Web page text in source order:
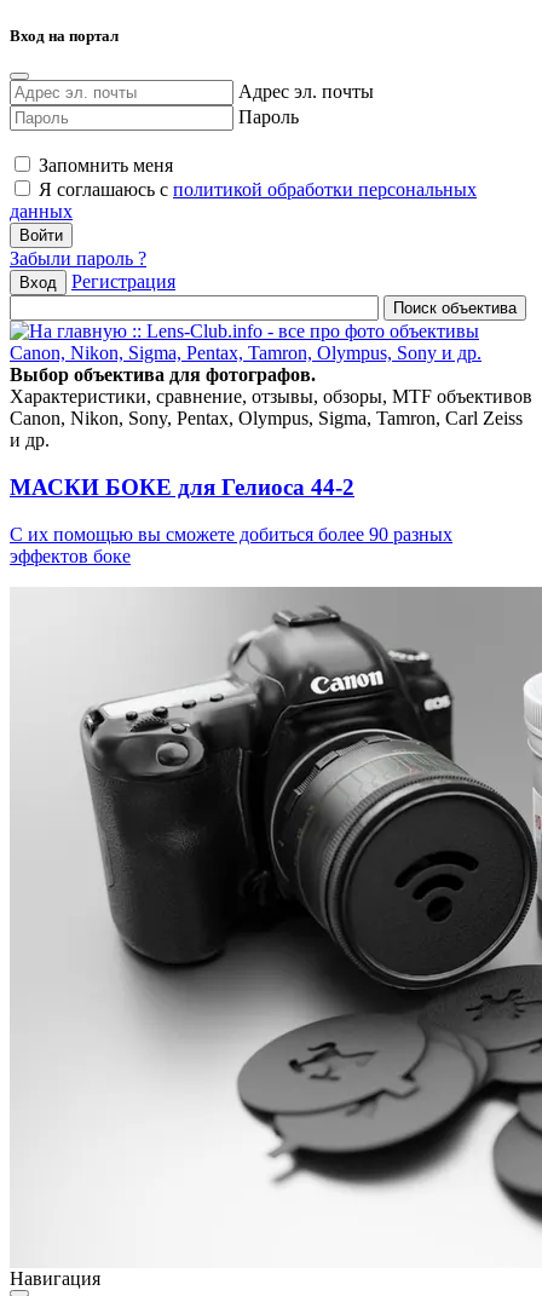
Вход на портал
Адрес эл. почты
Пароль
Запомнить меня
Я соглашаюсь с политикой обработки персональных
данных
Забыли пароль ?
Вход Регистрация
Выбор объектива для фотографов.
Характеристики, сравнение, отзывы, обзоры, MTF объективов
Canon, Nikon, Sony, Pentax, Olympus, Sigma, Tamron, Carl Zeiss
и др.
МАСКИ БОКЕ для Гелиоса 44-2
С их помощью вы сможете добиться более 90 разных
эффектов боке
Навигация